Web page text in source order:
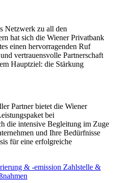
Netzwerk zu all den
hat sich die Wiener Privatbank
einen hervorragenden Ruf
vertrauensvolle Partnerschaft
Hauptziel: die Stärkung
Partner bietet die Wiener
bei
die intensive Begleitung im Zuge
und Ihre Bedürfnisse
für eine erfolgreiche
& -emission Zahlstelle &